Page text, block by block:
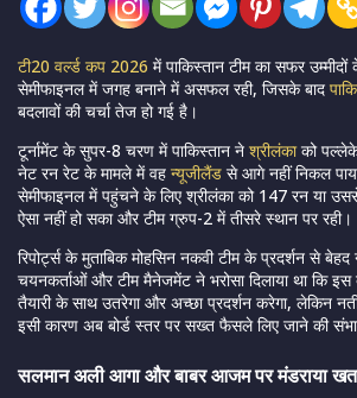
टी20 वर्ल्ड कप 2026 में पाकिस्तान टीम का सफर
सेमीफाइनल में जगह बनाने में असफल रही, जिसके बाद
बदलावों की चर्चा तेज हो गई है।
टूर्नामेंट के सुपर-8 चरण में पाकिस्तान ने श्रीलंकाको
नेट रन रेट के मामले में वह न्यूजीलैंड से आगे नहीं निकल
सेमीफाइनल में पहुंचने के लिए श्रीलंका को 147 रन या
ऐसा नहीं हो सका और टीम ग्रुप-2 में तीसरे स्थान पर रही।
रिपोर्ट्स के मुताबिक मोहसिन नकवी टीम के प्रदर्शन से बेहद
चयनकर्ताओं और टीम मैनेजमेंट ने भरोसा दिलाया था कि इस
तैयारी के साथ उतरेगा और अच्छा प्रदर्शन करेगा, लेकिन
इसी कारण अब बोर्ड स्तर पर सख्त फैसले लिए जाने की
सलमान अली आगा औरबाबर आजमपर मंडराया